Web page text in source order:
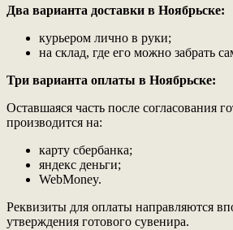
Два варианта доставки в Ноябрьскe:
курьером лично в руки;
на склад, где его можно забрать
Три варианта оплаты в Ноябрьскe:
Оставшаяся часть после согласования
производится на:
карту сбербанка;
яндекс деньги;
WebMoney.
Реквизиты для оплаты направляются
утверждения готового сувенира.